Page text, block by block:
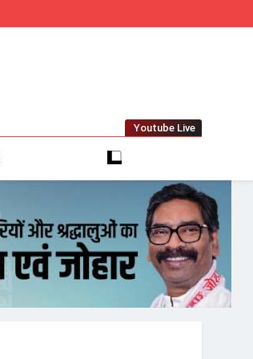
Youtube Live